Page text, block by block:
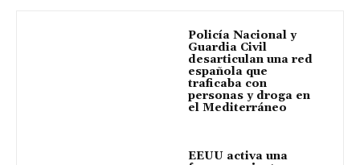
Policía Nacional y
Guardia Civil
desarticulan una red
española que
traficaba con
personas y droga en
el Mediterráneo
EEUU activa una